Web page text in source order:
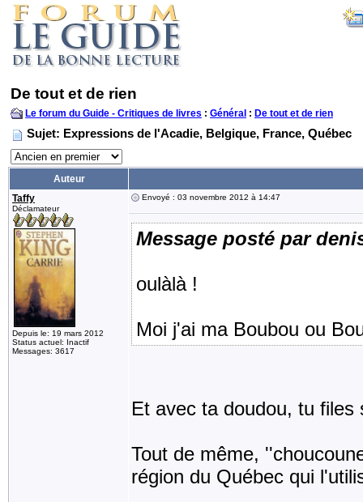
De tout et de rien
Le forum du Guide - Critiques de livres : Général : De tout et de rien
Sujet: Expressions de l'Acadie, Belgique, France, Québec
Auteur
Taffy
Déclamateur
Depuis le: 19 mars 2012
Status actuel: Inactif
Messages: 3617
Envoyé : 03 novembre 2012 à 14:47
Message posté par
oulàlà !
Moi j'ai ma Boubou ou
Et avec ta doudou, tu files
Tout de même,
région du Québec qui